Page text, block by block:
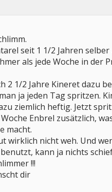
seit 1 1/2 Jahren selber
als jede Woche in der
2 1/2 Jahre Kineret dazu
ja jeden Tag spritzen.
ziemlich heftig. Jetzt
Enbrel zusätzlich,
macht.
wirklich nicht weh. Und
kann ja nichts
!!!
dir